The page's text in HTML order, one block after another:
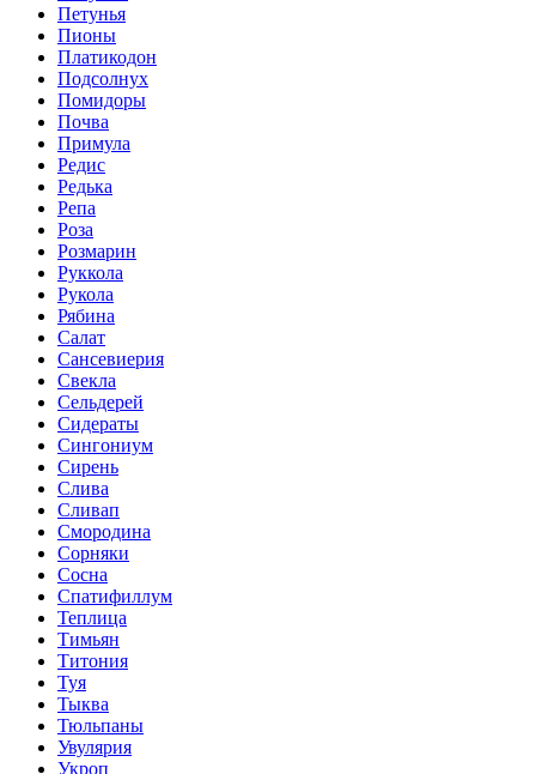
Петунья
Пионы
Платикодон
Подсолнух
Помидоры
Почва
Примула
Редис
Редька
Репа
Роза
Розмарин
Руккола
Рукола
Рябина
Салат
Сансевиерия
Свекла
Сельдерей
Сидераты
Сингониум
Сирень
Слива
Сливап
Смородина
Сорняки
Сосна
Спатифиллум
Теплица
Тимьян
Титония
Туя
Тыква
Тюльпаны
Увулярия
Укроп